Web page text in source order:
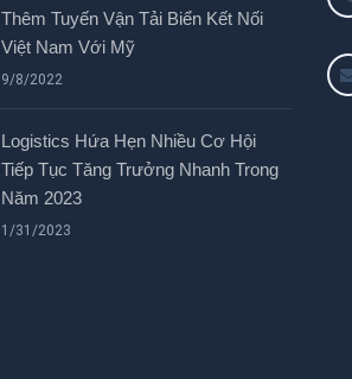
Thêm Tuyến Vận Tải Biển Kết Nối
Việt Nam Với Mỹ
9/8/2022
Logistics Hứa Hẹn Nhiều Cơ Hội
Tiếp Tục Tăng Trưởng Nhanh Trong
Năm 2023
1/31/2023